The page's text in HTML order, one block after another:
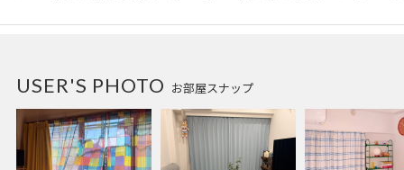
お部屋スナップ
USER'S PHOTO